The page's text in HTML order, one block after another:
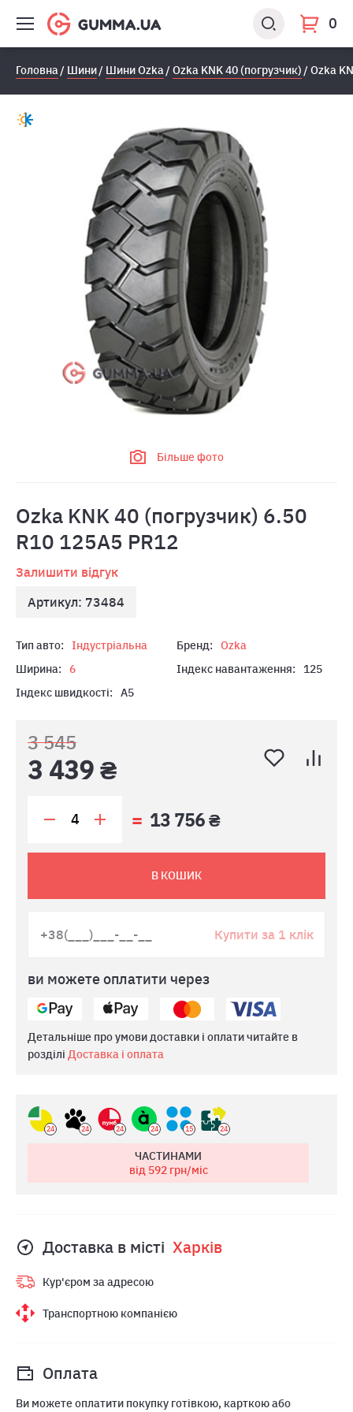
0
Головна Шини Шини Ozka Ozka KNK 40 (погрузчик) Ozka
Більше фото
Ozka KNK 40 (погрузчик) 6.50
R10 125A5 PR12
Залишити відгук
Артикул: 73484
Тип авто: Індустріальна Бренд:
Ozka
Ширина:
6 Індекс навантаження:
125
Індекс швидкості:
A5
3 545
3 439 ₴
13 756 ₴
В КОШИК
Купити за 1 клік
ви можете оплатити через
Детальніше про умови доставки і оплати читайте в
розділі Доставка і оплата
24 24 24 24 15 24
ЧАСТИНАМИ
від 592грн/міс
Доставка в місті Харкiв
Кур'єром за адресою
Транспортною компанією
Оплата
Ви можете оплатити покупку готівкою, карткою або